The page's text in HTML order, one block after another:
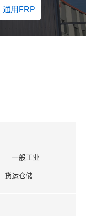
通用FRP
一般工业
货运仓储